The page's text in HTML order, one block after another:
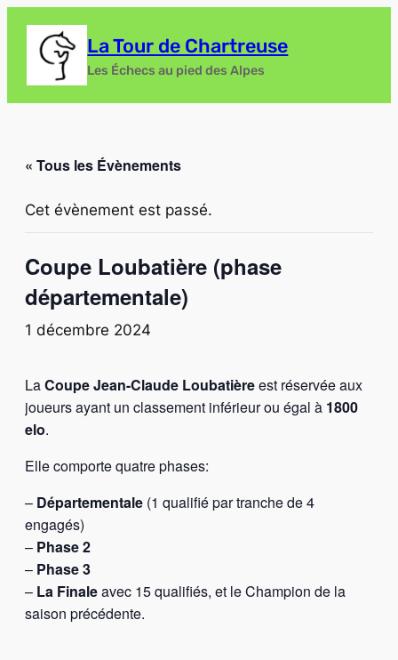
La Tour de Chartreuse
Les Échecs au pied des Alpes
« Tous les Évènements
Cet évènement est passé.
Coupe Loubatière (phase
départementale)
1 décembre 2024
LaCoupe Jean-Claude Loubatièreest réservée aux
joueurs ayant un classement inférieur ou égal à 1800
elo.
Elle comporte quatre phases:
– Départementale (1 qualifié par tranche de 4
engagés)
– Phase 2
– Phase 3
– La Finaleavec 15 qualifiés, et le Champion de la
saison précédente.